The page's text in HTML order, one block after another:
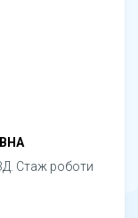
Стаж роботи